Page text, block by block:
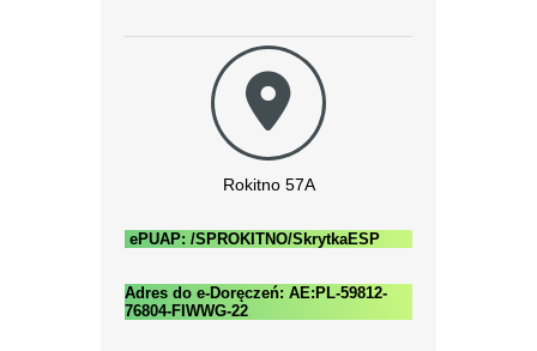
Rokitno 57A
ePUAP: /SPROKITNO/SkrytkaESP
Adres do e-Doręczeń: AE:PL-59812-
76804-FIWWG-22